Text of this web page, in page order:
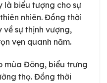
là biểu tượng cho sự
nhiên. Đồng thời
sự thịnh vượng,
vẹn quanh năm.
mùa Đông, biểu trưng
thọ. Đồng thời